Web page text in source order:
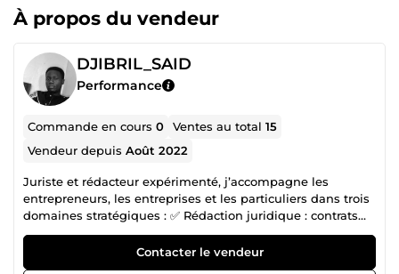
À propos du vendeur
DJIBRIL_SAID
Performance
Commande en cours0 Ventes au total15
Vendeur depuisAoût 2022
Juriste et rédacteur expérimenté, j’accompagne les
entrepreneurs, les entreprises et les particuliers dans trois
domaines stratégiques : ✅ Rédaction juridique : contrats
commerciaux, CGU/CGV, statuts de sociétés, mentions
légales, assistance dans le cadre des marchés publics, etc.
✅ Accompagnement VAE &amp; Académique : aide
Contacter le vendeur